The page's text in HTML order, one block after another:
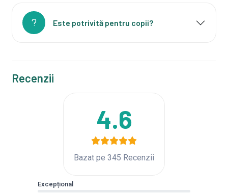
Este potrivită pentru copii?
Recenzii
4.6
Bazat pe 345 Recenzii
Excepțional